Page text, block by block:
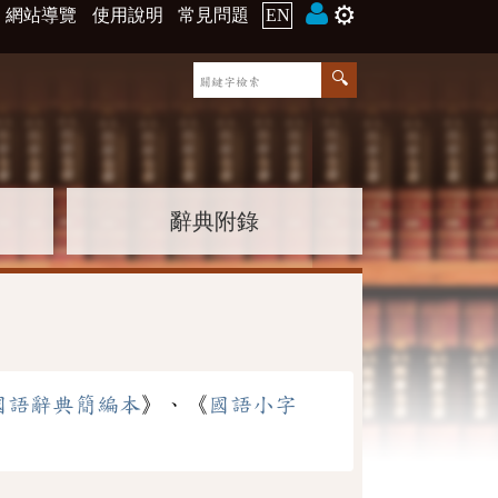
網站導覽 使用說明 常見問題 EN ⚙️
辭典附錄
語辭典簡編本》、《 國語小字